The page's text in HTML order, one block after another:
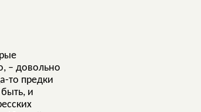
– довольно
то предки
и